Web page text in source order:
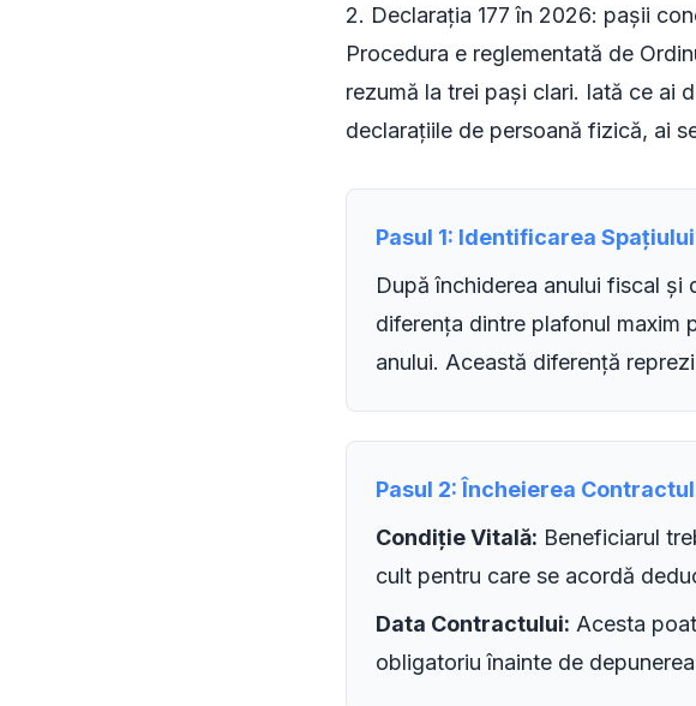
2. Declarația 177 în 2026: pașii
Procedura e reglementată de
rezumă la trei pași clari. Iată ce ai
declarațiile de persoană fizică, ai
Pasul 1: Identificarea
După închiderea anului fiscal și
diferența dintre plafonul maxim
anului. Această diferență
Pasul 2: Încheierea
Condiție Vitală: Beneficiarul
cult pentru care se acordă
Data Contractului: Acesta
obligatoriu înainte de depunerea